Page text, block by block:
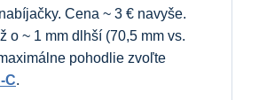
Cena ~ 3 € navyše.
o ~ 1 mm dlhší (70,5 mm vs.
pohodlie zvoľte
C.